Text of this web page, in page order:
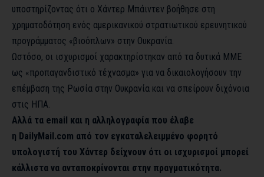
υποστηρίζοντας ότι ο Χάντερ Μπάιντεν βοήθησε στη
χρηματοδότηση ενός αμερικανικού στρατιωτικού ερευνητικού
προγράμματος «βιοόπλων» στην Ουκρανία.
Ωστόσο, οι ισχυρισμοί χαρακτηρίστηκαν από τα δυτικά ΜΜΕ
ως «προπαγανδιστικό τέχνασμα» για να δικαιολογήσουν την
επέμβαση της Ρωσία στην Ουκρανία και να σπείρουν διχόνοια
στις ΗΠΑ.
Αλλά τα email και η αλληλογραφία που έλαβε
η DailyMail.com από τον εγκαταλελειμμένο φορητό
υπολογιστή του Χάντερ δείχνουν ότι οι ισχυρισμοί μπορεί
κάλλιστα να ανταποκρίνονται στην πραγματικότητα.